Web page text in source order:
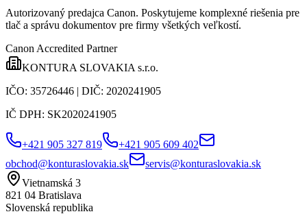
Autorizovaný predajca Canon. Poskytujeme komplexné riešenia pre
tlač a správu dokumentov pre firmy všetkých veľkostí.
Canon Accredited Partner
KONTURA SLOVAKIA s.r.o.
IČO: 35726446 | DIČ: 2020241905
IČ DPH: SK2020241905
+421 905 327 819
+421 905 609 402
obchod@konturaslovakia.sk
servis@konturaslovakia.sk
Vietnamská 3
821 04 Bratislava
Slovenská republika